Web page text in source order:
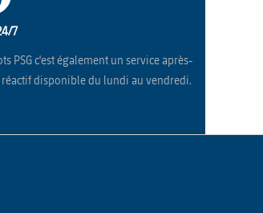
7
PSG c'est également un service après-
réactif disponible du lundi au vendredi.